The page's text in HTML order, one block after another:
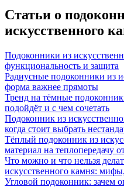
Статьи о
искусственного
Подоконники из
функциональность и защита
Радиусные подоконники из
форма важнее прямоты
Тренд на тёмные
подойдёт и с чем сочетать
Подоконник из
когда стоит выбрать
Тёплый подоконник из
материал на теплопередачу
Что можно и что нельзя
искусственного камня:
Угловой подоконник: зачем